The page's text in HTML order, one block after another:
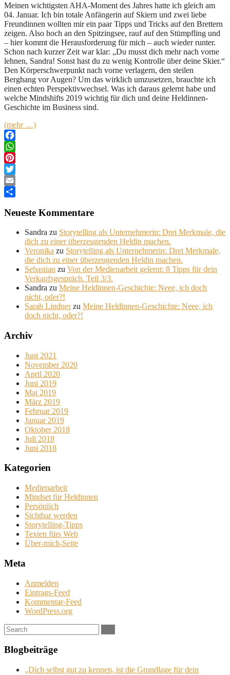
Meinen wichtigsten AHA-Moment des Jahres hatte ich gleich am
04. Januar. Ich bin totale Anfängerin auf Skiern und zwei liebe
Freundinnen wollten mir ein paar Tipps und Tricks auf den Brettern
zeigen. Also hoch an den Spitzingsee, rauf auf den Stümpfling und
– hier kommt die Herausforderung für mich – auch wieder runter.
Schon nach kurzer Zeit war klar: „Du musst dich mehr nach vorne
lehnen, Sandra! Sonst hast du zu wenig Kontrolle über deine Skier.“
Den Körperschwerpunkt nach vorne verlagern, den steilen
Berghang vor Augen? Um das wirklich umzusetzen, brauchte ich
einen echten Perspektivwechsel. Was ich daraus gelernt habe und
welche Mindshifts 2019 wichtig für dich und deine Heldinnen-
Geschichte im Business sind.
(mehr …)
Facebook
WhatsApp
Pinterest
Twitter
Email
Neueste Kommentare
Sandra zu Storytelling als Unternehmerin: Drei Merkmale, die
dich zu einer überzeugenden Heldin machen.
Veronika zu Storytelling als Unternehmerin: Drei Merkmale,
die dich zu einer überzeugenden Heldin machen.
Sebastian zu Von der Medienarbeit gelernt: 8 Tipps für dein
Verkaufsgespräch. Teil 3/3.
Sandra zu Meine Heldinnen-Geschichte: Neee, ich doch
nicht, oder?!
Sarah Lindnerzu Meine Heldinnen-Geschichte: Neee, ich
doch nicht, oder?!
Archiv
Juni 2021
November 2020
April 2020
Juni 2019
Mai 2019
März 2019
Februar 2019
Januar 2019
Oktober 2018
Juli 2018
Juni 2018
Kategorien
Medienarbeit
Mindset für Heldinnen
Persönlich
Sichtbar werden
Storytelling-Tipps
Texten fürs Web
Über-mich-Seite
Meta
Anmelden
Eintrags-Feed
Kommentar-Feed
WordPress.org
Search:
Blogbeiträge
„Dich selbst gut zu kennen, ist die Grundlage für dein